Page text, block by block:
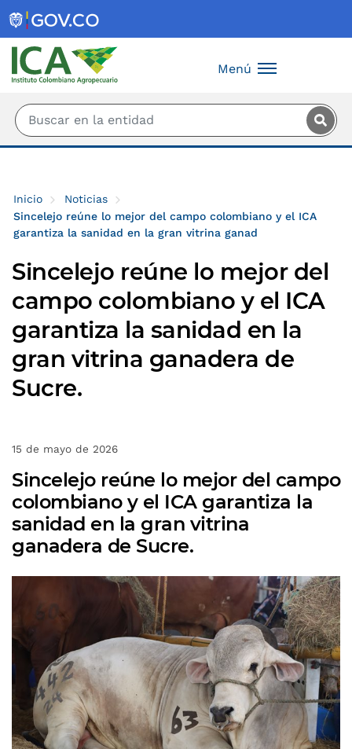
Menú
Inicio
Noticias
Sincelejo reúne lo mejor del campo colombiano y el ICA
garantiza la sanidad en la gran vitrina ganad
Sincelejo reúne lo mejor del
campo colombiano y el ICA
garantiza la sanidad en la
gran vitrina ganadera de
Sucre.
15 de mayo de 2026
Sincelejo reúne lo mejor del campo
colombiano y el ICA garantiza la
sanidad en la gran vitrina
ganadera de Sucre.